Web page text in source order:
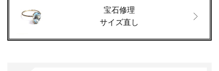
宝石修理
サイズ直し